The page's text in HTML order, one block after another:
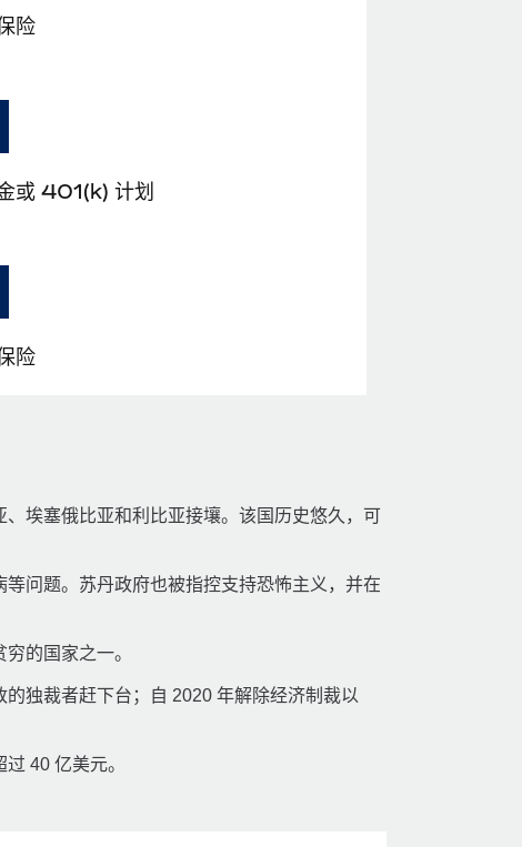
险
或 401(k) 计划
险
埃塞俄比亚和利比亚接壤。该国历史悠久，可
问题。苏丹政府也被指控支持恐怖主义，并在
的国家之一。
独裁者赶下台；自 2020 年解除经济制裁以
40 亿美元。